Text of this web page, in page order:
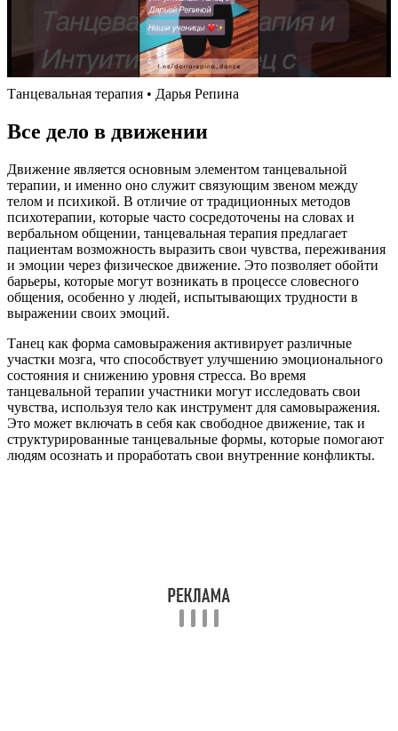
Танцевальная терапия • Дарья Репина
Все дело в движении
Движение является основным элементом танцевальной
терапии, и именно оно служит связующим звеном между
телом и психикой. В отличие от традиционных методов
психотерапии, которые часто сосредоточены на словах и
вербальном общении, танцевальная терапия предлагает
пациентам возможность выразить свои чувства, переживания
и эмоции через физическое движение. Это позволяет обойти
барьеры, которые могут возникать в процессе словесного
общения, особенно у людей, испытывающих трудности в
выражении своих эмоций.
Танец как форма самовыражения активирует различные
участки мозга, что способствует улучшению эмоционального
состояния и снижению уровня стресса. Во время
танцевальной терапии участники могут исследовать свои
чувства, используя тело как инструмент для самовыражения.
Это может включать в себя как свободное движение, так и
структурированные танцевальные формы, которые помогают
людям осознать и проработать свои внутренние конфликты.